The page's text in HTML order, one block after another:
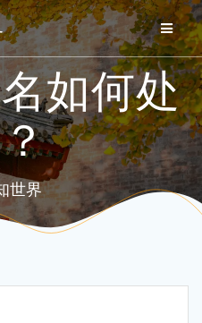
Skip
to
content
如何处
世界